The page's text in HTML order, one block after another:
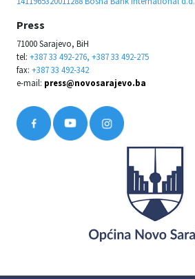
Press
71000 Sarajevo, BiH
tel: +387 33 492-276, +387 33 492-275
fax: +387 33 492-342
e-mail: press@novosarajevo.ba